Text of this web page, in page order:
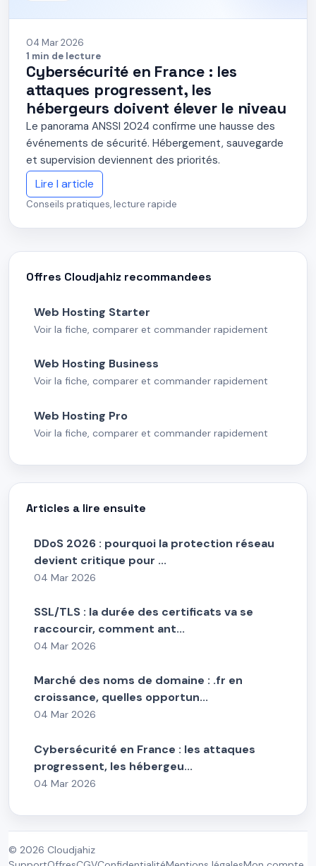
04 Mar 2026
1 min de lecture
Cybersécurité en France : les
attaques progressent, les
hébergeurs doivent élever le niveau
Le panorama ANSSI 2024 confirme une hausse des
événements de sécurité. Hébergement, sauvegarde
et supervision deviennent des priorités.
Lire l article
Conseils pratiques, lecture rapide
Offres Cloudjahiz recommandees
Web Hosting Starter
Voir la fiche, comparer et commander rapidement
Web Hosting Business
Voir la fiche, comparer et commander rapidement
Web Hosting Pro
Voir la fiche, comparer et commander rapidement
Articles a lire ensuite
DDoS 2026 : pourquoi la protection réseau
devient critique pour ...
04 Mar 2026
SSL/TLS : la durée des certificats va se
raccourcir, comment ant...
04 Mar 2026
Marché des noms de domaine : .fr en
croissance, quelles opportun...
04 Mar 2026
Cybersécurité en France : les attaques
progressent, les hébergeu...
04 Mar 2026
© 2026 Cloudjahiz